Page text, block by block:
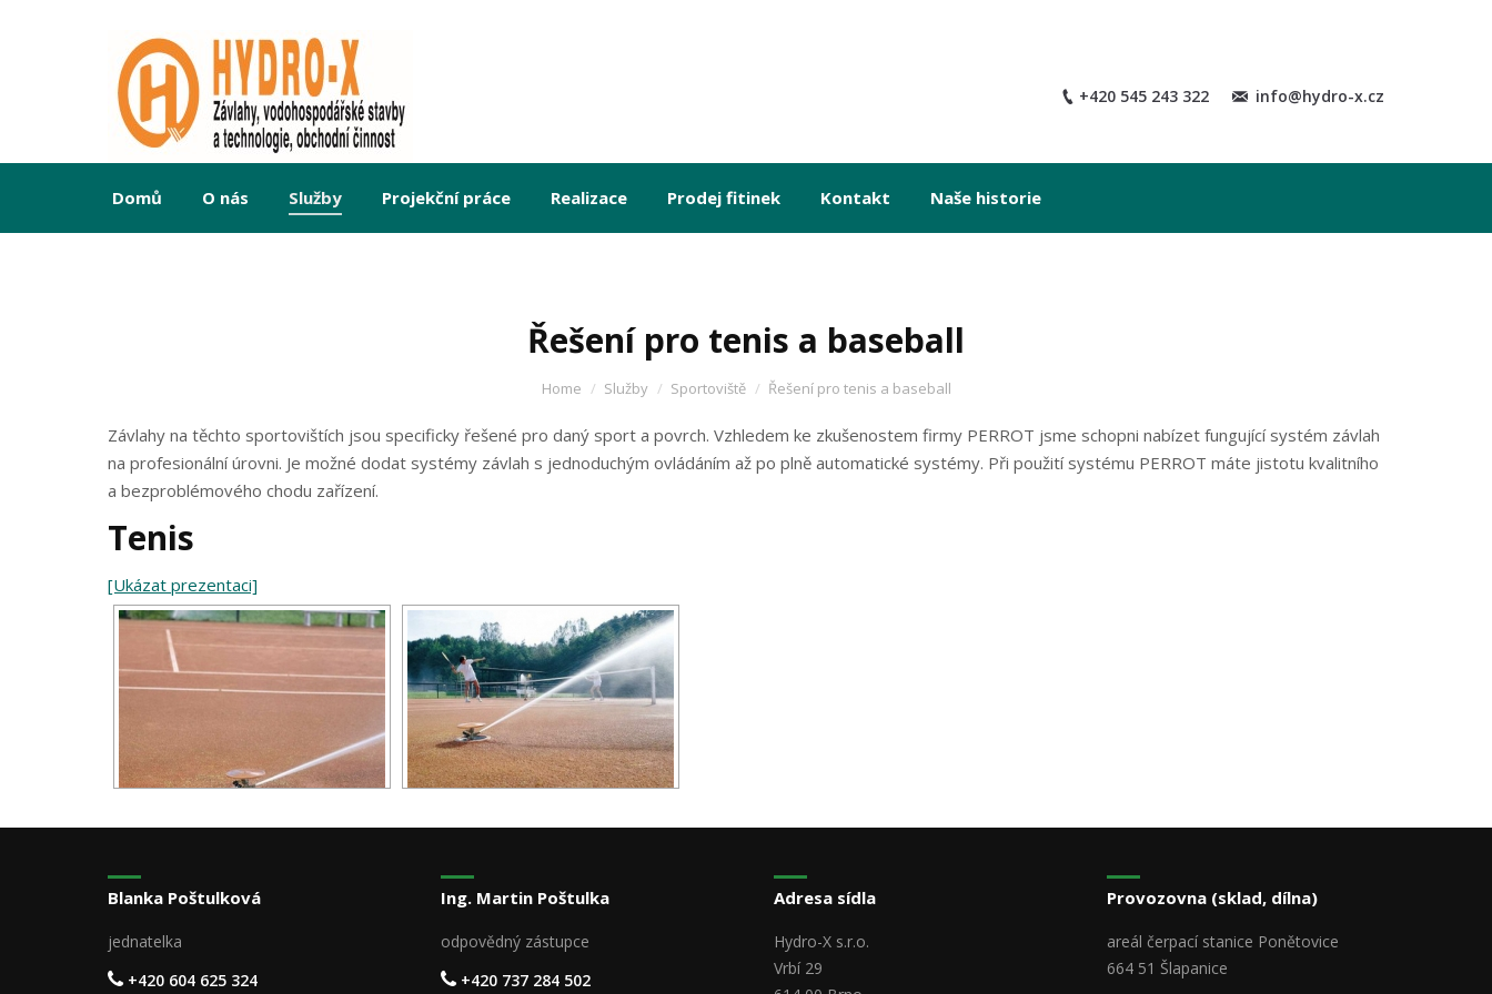
+420 545 243 322 info@hydro-x.cz
Domů O nás Služby Projekční práce Realizace Prodej fitinek Kontakt Naše historie
Řešení pro tenis a baseball
Home Služby Sportoviště Řešení pro tenis a baseball
Závlahy na těchto sportovištích jsou specificky řešené pro daný sport a povrch. Vzhledem ke zkušenostem firmy PERROT jsme schopni nabízet fungující systém závlah
na profesionální úrovni. Je možné dodat systémy závlah s jednoduchým ovládáním až po plně automatické systémy. Při použití systému PERROT máte jistotu kvalitního
a bezproblémového chodu zařízení.
Tenis
[Ukázat prezentaci]
Blanka Poštulková
jednatelka
+420 604 625 324
Ing. Martin Poštulka
odpovědný zástupce
+420 737 284 502
Adresa sídla
Hydro-X s.r.o.
Vrbí 29
Provozovna (sklad, dílna)
areál čerpací stanice Ponětovice
664 51 Šlapanice